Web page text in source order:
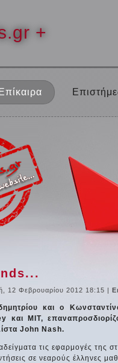
+
12 Φεβρουαρίου 2012 18:15 |
και ο
και ΜΙΤ,
John Nash.
τις εφαρμογές της
σε νεαρούς έλληνες